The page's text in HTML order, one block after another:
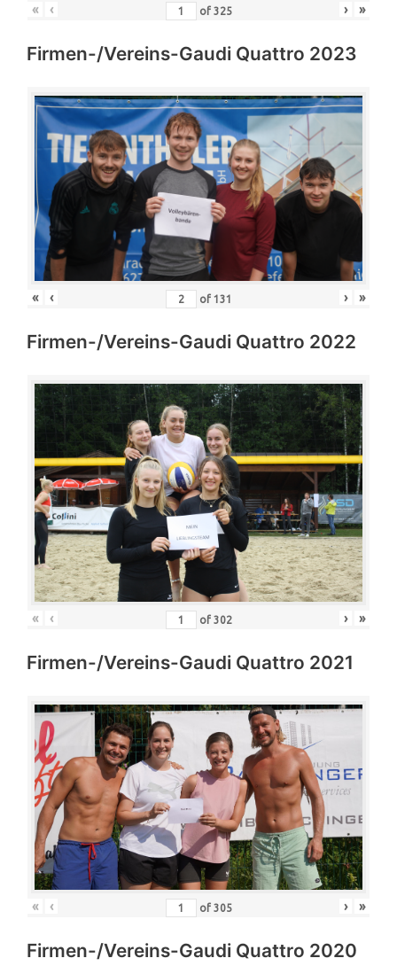
« ‹ of 325 › »
Firmen-/Vereins-Gaudi Quattro 2023
« ‹ of 131 › »
Firmen-/Vereins-Gaudi Quattro 2022
« ‹ of 302 › »
Firmen-/Vereins-Gaudi Quattro 2021
« ‹ of 305 › »
Firmen-/Vereins-Gaudi Quattro 2020